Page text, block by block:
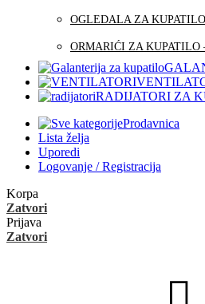
OGLEDALA ZA KUPATILO
ORMARIĆI ZA KUPATILO
RADIJATORI ZA
Prodavnica
Lista želja
Uporedi
Logovanje / Registracija
Korpa
Zatvori
Prijava
Zatvori